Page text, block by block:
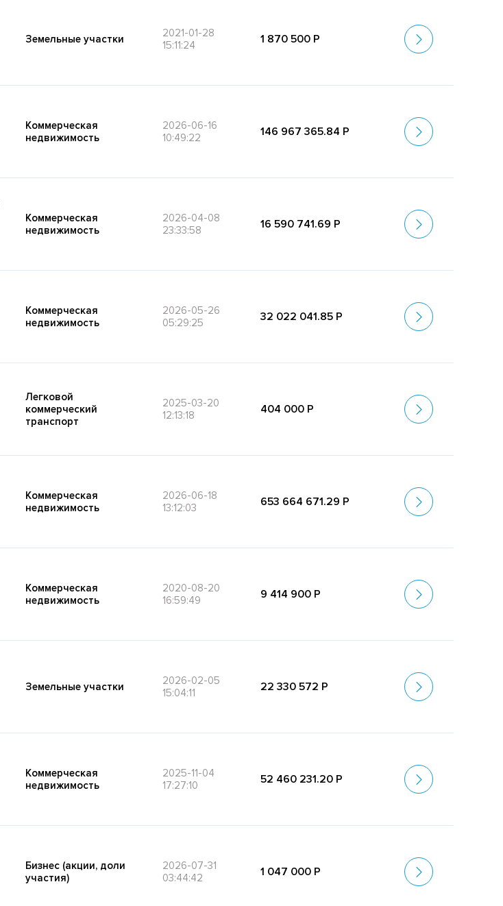
Земельные участки
2021-01-28
15:11:24
1 870 500 Р
Коммерческая
недвижимость
2026-06-16
10:49:22
146 967 365.84 Р
Коммерческая
недвижимость
2026-04-08
23:33:58
16 590 741.69 Р
Коммерческая
недвижимость
2026-05-26
05:29:25
32 022 041.85 Р
Легковой
коммерческий
транспорт
2025-03-20
12:13:18
404 000 Р
Коммерческая
недвижимость
2026-06-18
13:12:03
653 664 671.29 Р
Коммерческая
недвижимость
2020-08-20
16:59:49
9 414 900 Р
Земельные участки
2026-02-05
15:04:11
22 330 572 Р
Коммерческая
недвижимость
2025-11-04
17:27:10
52 460 231.20 Р
Бизнес (акции, доли
участия)
2026-07-31
03:44:42
1 047 000 Р